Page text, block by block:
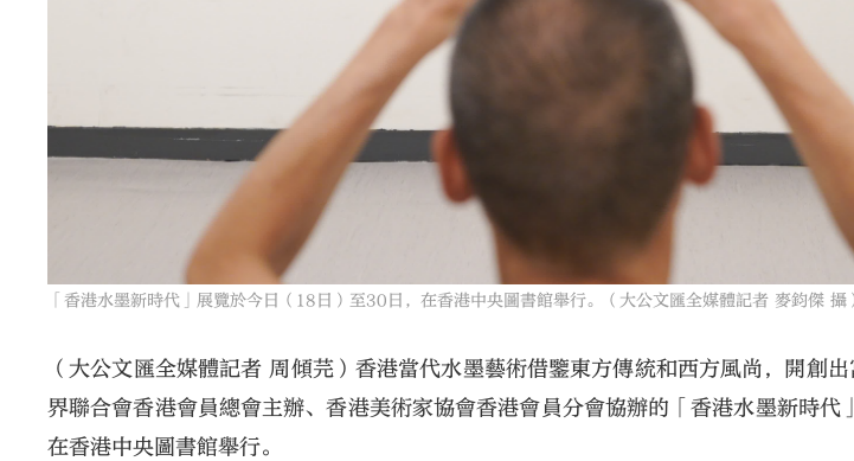
「香港水墨新時代」展覽於今日（18日）至30日，在香港中央圖書館舉行。（大公文匯全媒體記者 麥鈞傑 攝
（大公文匯全媒體記者 周傾芫）香港當代水墨藝術借鑒東方傳統和西方風尚，開創
界聯合會香港會員總會主辦、香港美術家協會香港會員分會協辦的「香港水墨新時代
在香港中央圖書館舉行。